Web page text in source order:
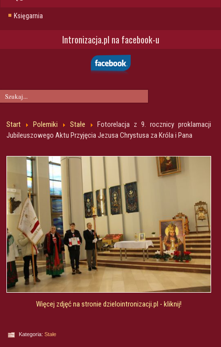
Księgarnia
Intronizacja.pl na facebook-u
Start Polemiki Stałe
Fotorelacja z 9. rocznicy proklamacji
Jubileuszowego Aktu Przyjęcia Jezusa Chrystusa za Króla i Pana
Więcej zdjęć na stronie dzielointronizacji.pl - kliknij!
Kategoria: Stałe